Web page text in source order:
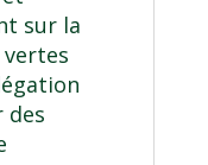
sur la
des